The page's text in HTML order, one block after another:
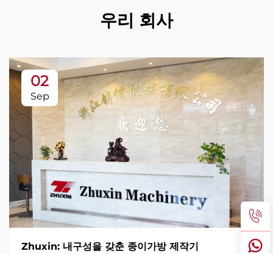
우리 회사
02
Sep
Zhuxin: 내구성을 갖춘 종이가방 제작기